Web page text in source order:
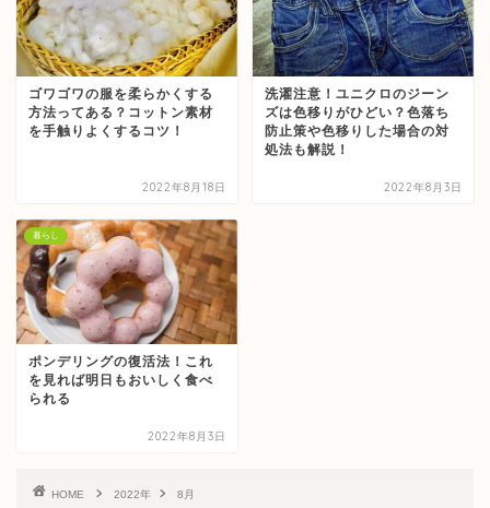
ゴワゴワの服を柔らかくする
方法ってある？コットン素材
を手触りよくするコツ！
2022年8月18日
洗濯注意！ユニクロのジーン
ズは色移りがひどい？色落ち
防止策や色移りした場合の対
処法も解説！
2022年8月3日
暮らし
ポンデリングの復活法！これ
を見れば明日もおいしく食べ
られる
2022年8月3日
HOME 2022年 8月